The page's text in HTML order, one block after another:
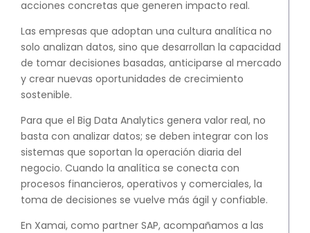
acciones concretas que generen impacto real.
Las empresas que adoptan una cultura analítica no
solo analizan datos, sino que desarrollan la capacidad
de tomar decisiones basadas, anticiparse al mercado
y crear nuevas oportunidades de crecimiento
sostenible.
Para que el Big Data Analytics genera valor real, no
basta con analizar datos; se deben integrar con los
sistemas que soportan la operación diaria del
negocio. Cuando la analítica se conecta con
procesos financieros, operativos y comerciales, la
toma de decisiones se vuelve más ágil y confiable.
En Xamai, como partner SAP, acompañamos a las